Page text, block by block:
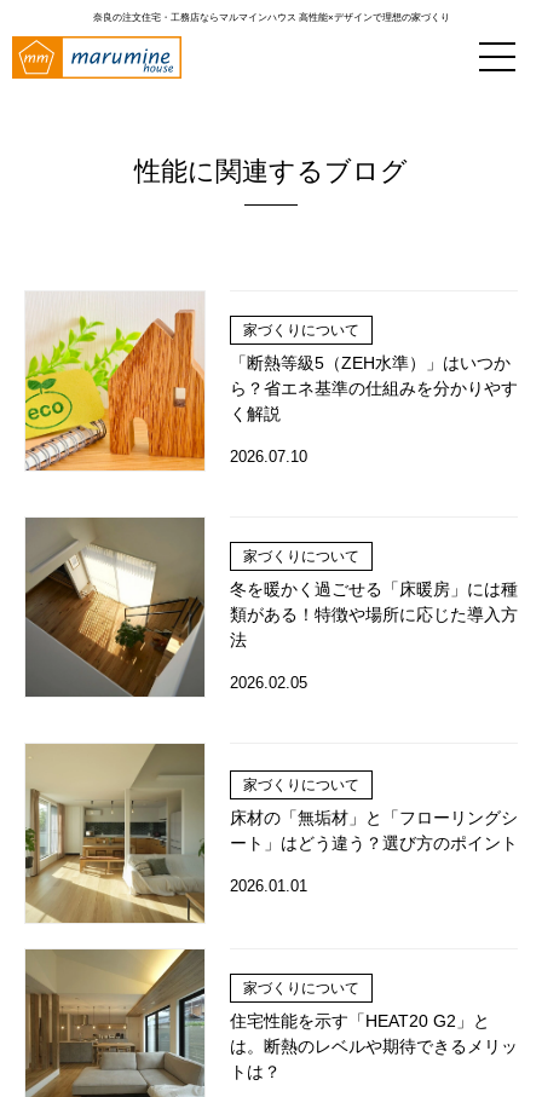
奈良の注文住宅・工務店ならマルマインハウス 高性能×デザインで理想の家づくり
性能に関連するブログ
家づくりについて
「断熱等級5（ZEH水準）」はいつか
ら？省エネ基準の仕組みを分かりやす
く解説
2026.07.10
家づくりについて
冬を暖かく過ごせる「床暖房」には種
類がある！特徴や場所に応じた導入方
法
2026.02.05
家づくりについて
床材の「無垢材」と「フローリングシ
ート」はどう違う？選び方のポイント
2026.01.01
家づくりについて
住宅性能を示す「HEAT20 G2」と
は。断熱のレベルや期待できるメリッ
トは？